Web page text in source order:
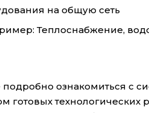
на общую сеть
Теплоснабжение,
ознакомиться
готовых